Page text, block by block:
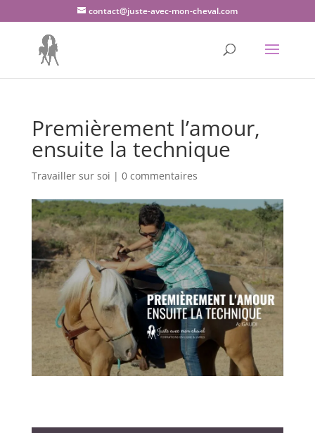
contact@juste-avec-mon-cheval.com
Premièrement l’amour,
ensuite la technique
Travailler sur soi | 0 commentaires